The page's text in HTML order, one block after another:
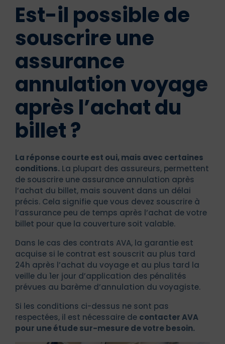
Est-il possible de
souscrire une
assurance
annulation voyage
après l’achat du
billet ?
La réponse courte est oui, mais avec certaines
conditions. La plupart des assureurs, permettent
de souscrire une assurance annulation après
l’achat du billet, mais souvent dans un délai
précis. Cela signifie que vous devez souscrire à
l’assurance peu de temps après l’achat de votre
billet pour que la couverture soit valable.
Dans le cas des contrats AVA, la garantie est
acquise si le contrat est souscrit au plus tard
24h après l’achat du voyage et au plus tard la
veille du 1er jour d’application des pénalités
prévues au barème d’annulation du voyagiste.
Si les conditions ci-dessus ne sont pas
respectées, il est nécessaire de contacter AVA
pour une étude sur-mesure de votre besoin.